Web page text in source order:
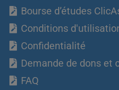
Bourse d’études
Conditions
Confidentialité
Demande de dons et
FAQ